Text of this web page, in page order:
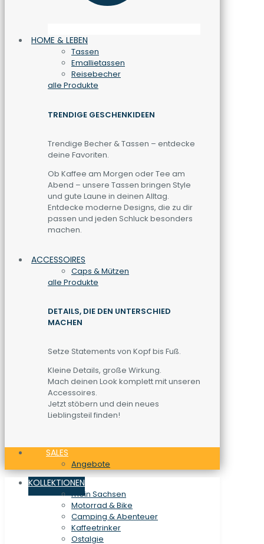
HOME & LEBEN
Tassen
Emallietassen
Reisebecher
alle Produkte
TRENDIGE GESCHENKIDEEN
Trendige Becher & Tassen – entdecke
deine Favoriten.
Ob Kaffee am Morgen oder Tee am
Abend – unsere Tassen bringen Style
und gute Laune in deinen Alltag.
Entdecke moderne Designs, die zu dir
passen und jeden Schluck besonders
machen.
ACCESSOIRES
Caps & Mützen
alle Produkte
DETAILS, DIE DEN UNTERSCHIED
MACHEN
Setze Statements von Kopf bis Fuß.
Kleine Details, große Wirkung.
Mach deinen Look komplett mit unseren
Accessoires.
Jetzt stöbern und dein neues
Lieblingsteil finden!
SALES
Angebote
KOLLEKTIONEN
mein Sachsen
Motorrad & Bike
Camping & Abenteuer
Kaffeetrinker
Ostalgie